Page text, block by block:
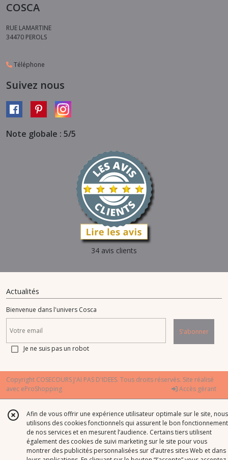
COSCA
RUE LAMARTINE
34470 PEROLS
Téléphone
Suivez nous
Note globale : 5/5
34 avis clients
Actualités
Bienvenue dans l'univers Cosca
S'abonner
Je ne suis pas un robot
Copyright COSECOURS J'AI PAS D'IDEES. Tous droits réservés. Site réalisé
avec eProShopping Accès gérant
Afin de vous offrir une expérience utilisateur optimale sur le site, nous
utilisons des cookies fonctionnels qui assurent le bon fonctionnement
de nos services et en mesurent l’audience. Certains tiers utilisent
également des cookies de suivi marketing sur le site pour vous
montrer des publicités personnalisées sur d’autres sites Web et dans